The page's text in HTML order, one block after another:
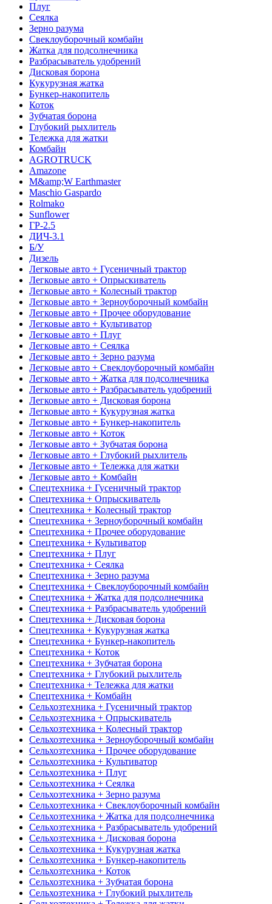
Плуг
Сеялка
Зерно разума
Свеклоуборочный комбайн
Жатка для подсолнечника
Разбрасыватель удобрений
Дисковая борона
Кукурузная жатка
Бункер-накопитель
Коток
Зубчатая борона
Глубокий рыхлитель
Тележка для жатки
Комбайн
AGROTRUCK
Amazone
M&amp;W Earthmaster
Maschio Gaspardo
Rolmako
Sunflower
ГР-2.5
ДИЧ-3.1
Б/У
Дизель
Легковые авто + Гусеничный трактор
Легковые авто + Опрыскиватель
Легковые авто + Колесный трактор
Легковые авто + Зерноуборочный комбайн
Легковые авто + Прочее оборудование
Легковые авто + Культиватор
Легковые авто + Плуг
Легковые авто + Сеялка
Легковые авто + Зерно разума
Легковые авто + Свеклоуборочный комбайн
Легковые авто + Жатка для подсолнечника
Легковые авто + Разбрасыватель удобрений
Легковые авто + Дисковая борона
Легковые авто + Кукурузная жатка
Легковые авто + Бункер-накопитель
Легковые авто + Коток
Легковые авто + Зубчатая борона
Легковые авто + Глубокий рыхлитель
Легковые авто + Тележка для жатки
Легковые авто + Комбайн
Спецтехника + Гусеничный трактор
Спецтехника + Опрыскиватель
Спецтехника + Колесный трактор
Спецтехника + Зерноуборочный комбайн
Спецтехника + Прочее оборудование
Спецтехника + Культиватор
Спецтехника + Плуг
Спецтехника + Сеялка
Спецтехника + Зерно разума
Спецтехника + Свеклоуборочный комбайн
Спецтехника + Жатка для подсолнечника
Спецтехника + Разбрасыватель удобрений
Спецтехника + Дисковая борона
Спецтехника + Кукурузная жатка
Спецтехника + Бункер-накопитель
Спецтехника + Коток
Спецтехника + Зубчатая борона
Спецтехника + Глубокий рыхлитель
Спецтехника + Тележка для жатки
Спецтехника + Комбайн
Сельхозтехника + Гусеничный трактор
Сельхозтехника + Опрыскиватель
Сельхозтехника + Колесный трактор
Сельхозтехника + Зерноуборочный комбайн
Сельхозтехника + Прочее оборудование
Сельхозтехника + Культиватор
Сельхозтехника + Плуг
Сельхозтехника + Сеялка
Сельхозтехника + Зерно разума
Сельхозтехника + Свеклоуборочный комбайн
Сельхозтехника + Жатка для подсолнечника
Сельхозтехника + Разбрасыватель удобрений
Сельхозтехника + Дисковая борона
Сельхозтехника + Кукурузная жатка
Сельхозтехника + Бункер-накопитель
Сельхозтехника + Коток
Сельхозтехника + Зубчатая борона
Сельхозтехника + Глубокий рыхлитель